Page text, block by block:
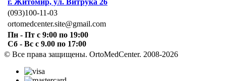
(093)100-11-03
ortomedcenter.site@gmail.com
Пн - Пт с 9:00 по 19:00
Сб - Вс с 9.00 по 17:00
© Все права защищены. OrtoMedCenter. 2008-2026